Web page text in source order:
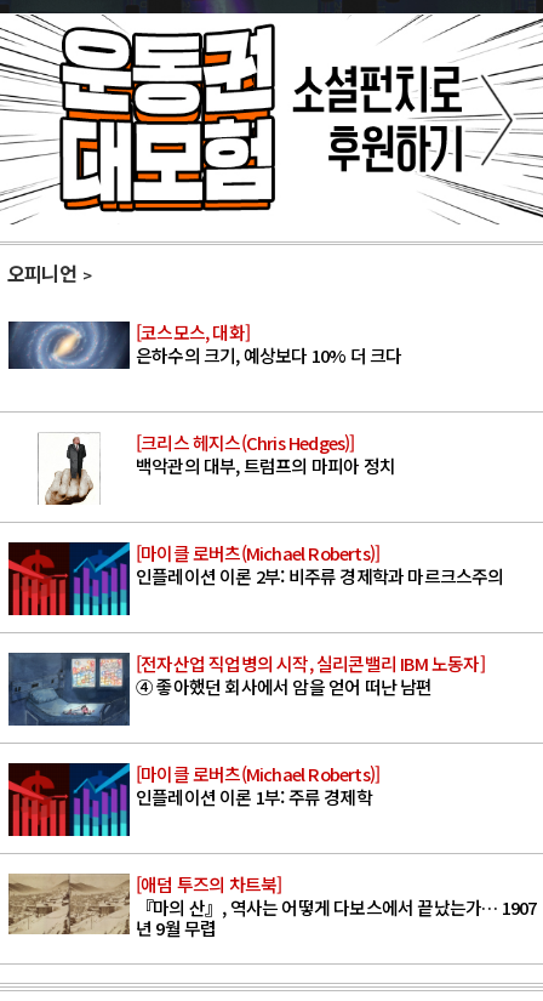
오피니언
[코스모스, 대화]
은하수의 크기, 예상보다 10% 더 크다
[크리스 헤지스(Chris Hedges)]
백악관의 대부, 트럼프의 마피아 정치
[마이클 로버츠(Michael Roberts)]
인플레이션 이론 2부: 비주류 경제학과 마르크스주의
[전자산업 직업병의 시작, 실리콘밸리 IBM 노동자]
④ 좋아했던 회사에서 암을 얻어 떠난 남편
[마이클 로버츠(Michael Roberts)]
인플레이션 이론 1부: 주류 경제학
[애덤 투즈의 차트북]
『마의 산』, 역사는 어떻게 다보스에서 끝났는가… 1907
년 9월 무렵